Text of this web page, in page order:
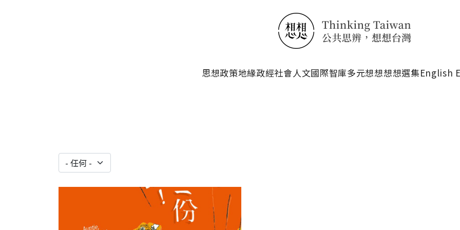
思想政策地緣政經社會人文國際智庫多元想想想想選集English